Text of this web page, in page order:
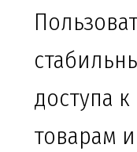
доступа
товарам